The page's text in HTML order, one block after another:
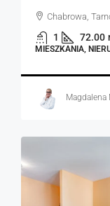
Chabrowa,
1 72.00
MIESZKANIA,
Magdalena